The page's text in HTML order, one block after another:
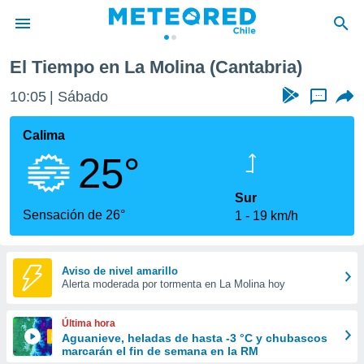
de
por
que se
calidad.
a este
las
y
forma
digital
basada
El Tiempo en La Molina (Cantabria)
10:05 Sábado ...
Calima
25°
Sensación de 26°
Sur
1
19 km/h
Aviso de nivel amarillo
Alerta moderada por tormenta en La Molina hoy
Última hora
Aguanieve, heladas de hasta -3 °C y chubascos
marcarán el fin de semana en la RM